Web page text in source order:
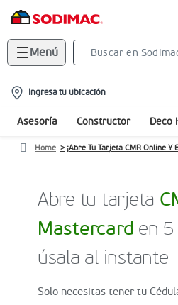
Menú
location-
icon
Ingresa tu ubicación
Asesoría Constructor Deco
Home ¡Abre Tu Tarjeta CMR Online Y
Abre tu tarjeta
Mastercard en
úsala al instante
Solo necesitas tener tu